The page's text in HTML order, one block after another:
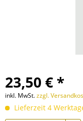
23,50 € *
inkl. MwSt.zzgl.
Lieferzeit 4